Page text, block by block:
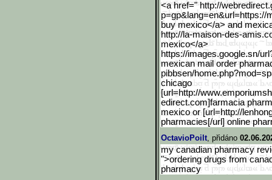
<a href=" http://
p=gp&lang=en&url=https://
buy mexico</a> and
http://la-maison-des-
mexico</a>
https://images.google.sn/
mexican mail order
pibbsen/
chicago
[url=http://www.emporiums
edirect.com]farmacia
mexico or [url=http://
pharmacies[/url] online
OctavioPoilt, přidáno
my canadian pharmacy
">ordering drugs from
pharmacy